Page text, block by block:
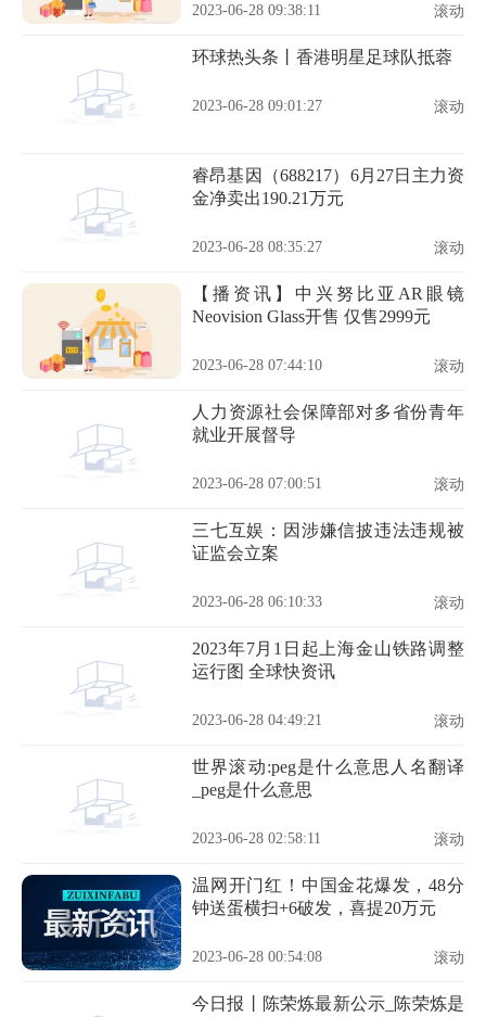
2023-06-28 09:38:11 滚动
环球热头条丨香港明星足球队抵蓉
2023-06-28 09:01:27 滚动
睿昂基因（688217）6月27日主力资
金净卖出190.21万元
2023-06-28 08:35:27 滚动
【播资讯】中兴努比亚AR眼镜
Neovision Glass开售 仅售2999元
2023-06-28 07:44:10 滚动
人力资源社会保障部对多省份青年
就业开展督导
2023-06-28 07:00:51 滚动
三七互娱：因涉嫌信披违法违规被
证监会立案
2023-06-28 06:10:33 滚动
2023年7月1日起上海金山铁路调整
运行图 全球快资讯
2023-06-28 04:49:21 滚动
世界滚动:peg是什么意思人名翻译
_peg是什么意思
2023-06-28 02:58:11 滚动
温网开门红！中国金花爆发，48分
钟送蛋横扫+6破发，喜提20万元
2023-06-28 00:54:08 滚动
今日报丨陈荣炼最新公示_陈荣炼是